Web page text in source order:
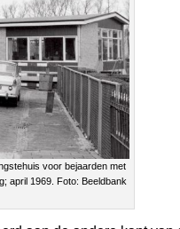
voor bejaarden met
april 1969. Foto: Beeldbank